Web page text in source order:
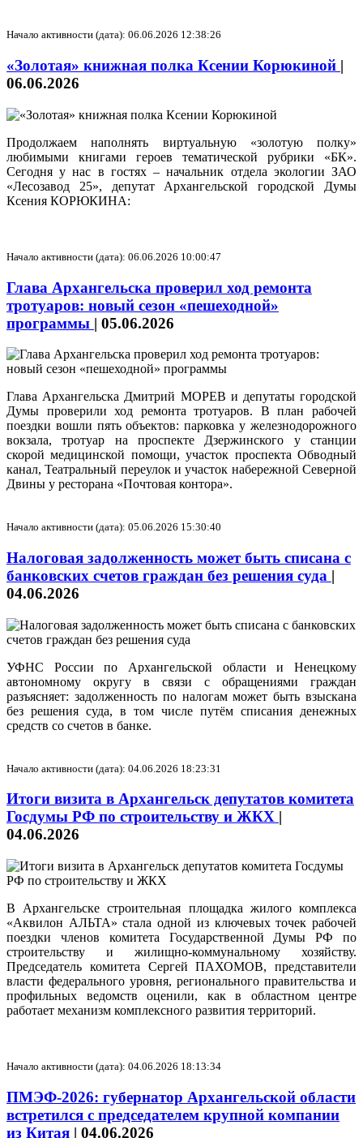
Начало активности (дата): 06.06.2026 12:38:26
«Золотая» книжная полка Ксении Корюкиной |
06.06.2026
Продолжаем наполнять виртуальную «золотую полку»
любимыми книгами героев тематической рубрики «БК».
Сегодня у нас в гостях – начальник отдела экологии ЗАО
«Лесозавод 25», депутат Архангельской городской Думы
Ксения КОРЮКИНА:
Начало активности (дата): 06.06.2026 10:00:47
Глава Архангельска проверил ход ремонта
тротуаров: новый сезон «пешеходной»
программы | 05.06.2026
Глава Архангельска Дмитрий МОРЕВ и депутаты городской
Думы проверили ход ремонта тротуаров. В план рабочей
поездки вошли пять объектов: парковка у железнодорожного
вокзала, тротуар на проспекте Дзержинского у станции
скорой медицинской помощи, участок проспекта Обводный
канал, Театральный переулок и участок набережной Северной
Двины у ресторана «Почтовая контора».
Начало активности (дата): 05.06.2026 15:30:40
Налоговая задолженность может быть списана с
банковских счетов граждан без решения суда |
04.06.2026
УФНС России по Архангельской области и Ненецкому
автономному округу в связи с обращениями граждан
разъясняет: задолженность по налогам может быть взыскана
без решения суда, в том числе путём списания денежных
средств со счетов в банке.
Начало активности (дата): 04.06.2026 18:23:31
Итоги визита в Архангельск депутатов комитета
Госдумы РФ по строительству и ЖКХ |
04.06.2026
В Архангельске строительная площадка жилого комплекса
«Аквилон АЛЬТА» стала одной из ключевых точек рабочей
поездки членов комитета Государственной Думы РФ по
строительству и жилищно-коммунальному хозяйству.
Председатель комитета Сергей ПАХОМОВ, представители
власти федерального уровня, регионального правительства и
профильных ведомств оценили, как в областном центре
работает механизм комплексного развития территорий.
Начало активности (дата): 04.06.2026 18:13:34
ПМЭФ-2026: губернатор Архангельской области
встретился с председателем крупной компании
из Китая | 04.06.2026